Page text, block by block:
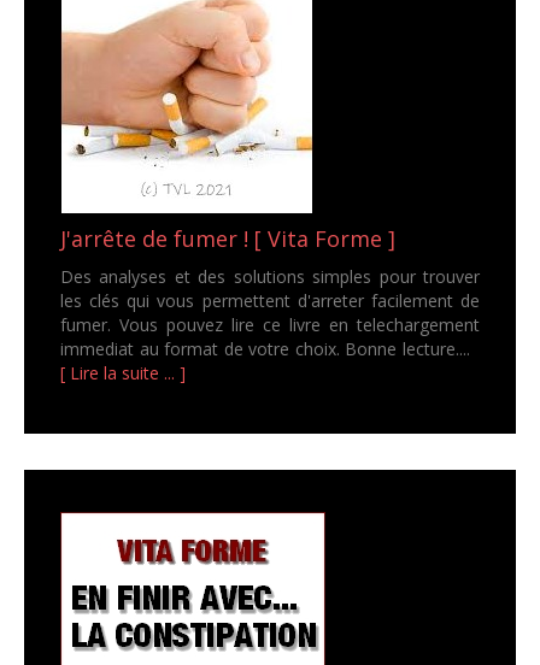
J'arrête de fumer ! [ Vita Forme ]
Des analyses et des solutions simples pour trouver
les clés qui vous permettent d'arreter facilement de
fumer. Vous pouvez lire ce livre en telechargement
immediat au format de votre choix. Bonne lecture....
[ Lire la suite ... ]